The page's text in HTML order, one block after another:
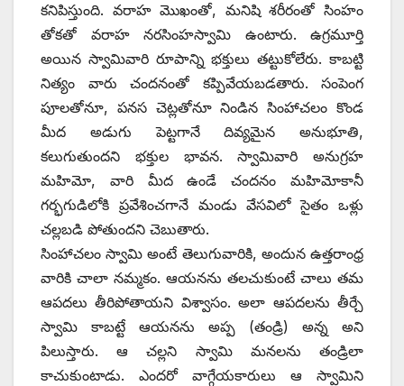
కనిపిస్తుంది. వరాహ మొఖంతో, మనిషి శరీరంతో సింహం
తోకతో వరాహ నరసింహస్వామి ఉంటారు. ఉగ్రమూర్తి
అయిన స్వామివారి రూపాన్ని భక్తులు తట్టుకోలేరు. కాబట్టి
నిత్యం వారు చందనంతో కప్పివేయబడతారు. సంపెంగ
పూలతోనూ, పనస చెట్లతోనూ నిండిన సింహాచలం కొండ
మీద అడుగు పెట్టగానే దివ్యమైన అనుభూతి,
కలుగుతుందని భక్తుల భావన. స్వామివారి అనుగ్రహ
మహిమో, వారి మీద ఉండే చందనం మహిమోకానీ
గర్భగుడిలోకి ప్రవేశించగానే మండు వేసవిలో సైతం ఒళ్లు
చల్లబడి పోతుందని చెబుతారు.
సింహాచలం స్వామి అంటే తెలుగువారికి, అందున ఉత్తరాంధ్ర
వారికి చాలా నమ్మకం. ఆయనను తలచుకుంటే చాలు తమ
ఆపదలు తీరిపోతాయని విశ్వాసం. అలా ఆపదలను తీర్చే
స్వామి కాబట్టే ఆయనను అప్ప (తండ్రి) అన్న అని
పిలుస్తారు. ఆ చల్లని స్వామి మనలను తండ్రిలా
కాచుకుంటాడు. ఎందరో వాగ్గేయకారులు ఆ స్వామిని